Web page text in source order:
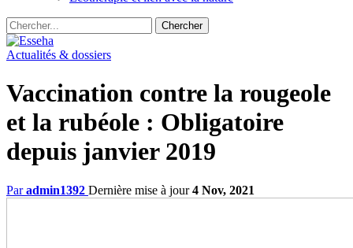
Actualités & dossiers
Vaccination contre la rougeole
et la rubéole : Obligatoire
depuis janvier 2019
Paradmin1392 Dernière mise à jour4 Nov, 2021